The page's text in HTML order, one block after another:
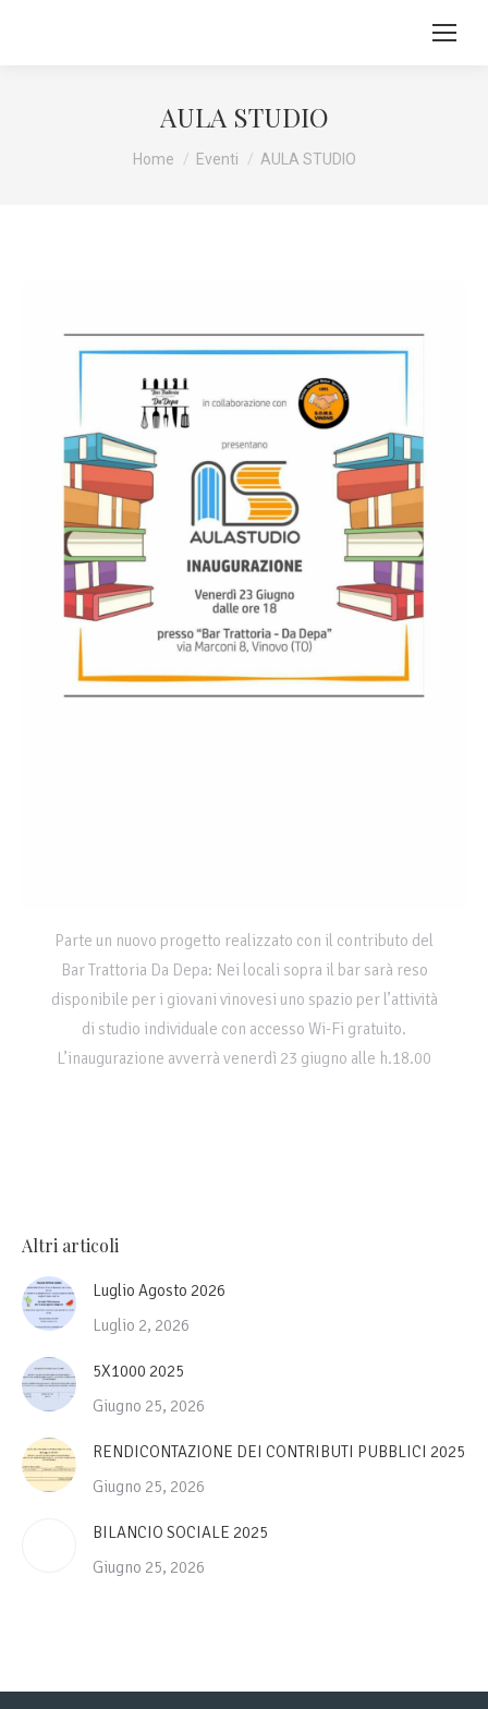
AULA STUDIO
Tu sei qui:
Home Eventi AULA STUDIO
Parte un nuovo progetto realizzato con il contributo del
Bar Trattoria Da Depa: Nei locali sopra il bar sarà reso
disponibile per i giovani vinovesi uno spazio per l’attività
di studio individuale con accesso Wi-Fi gratuito.
L’inaugurazione avverrà venerdì 23 giugno alle h.18.00
Altri articoli
Luglio Agosto 2026
Luglio 2, 2026
5X1000 2025
Giugno 25, 2026
RENDICONTAZIONE DEI CONTRIBUTI PUBBLICI 2025
Giugno 25, 2026
BILANCIO SOCIALE 2025
Giugno 25, 2026